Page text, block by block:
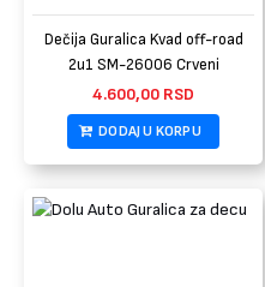
Dečija Guralica Kvad off-road
2u1 SM-26006 Crveni
4.600,00 RSD
DODAJ U KORPU